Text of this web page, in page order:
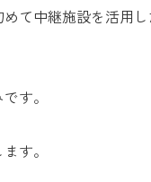
て中継施設を活用
す。
す。